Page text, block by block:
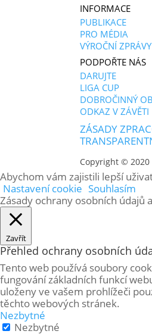
INFORMACE
PUBLIKACE
PRO MÉDIA
VÝROČNÍ ZPRÁVY
PODPOŘTE NÁS
DARUJTE
LIGA CUP
DOBROČINNÝ
ODKAZ V ZÁVĚTI
ZÁSADY
Copyright © 2020
Abychom vám zajistili lepší
Nastavení cookie Souhlasím
Zásady ochrany osobních údajů
Zavřít
Přehled ochrany osobních
Tento web používá soubory
fungování základních funkcí
uloženy ve vašem prohlížeči
těchto webových stránek.
Nezbytné
Nezbytné